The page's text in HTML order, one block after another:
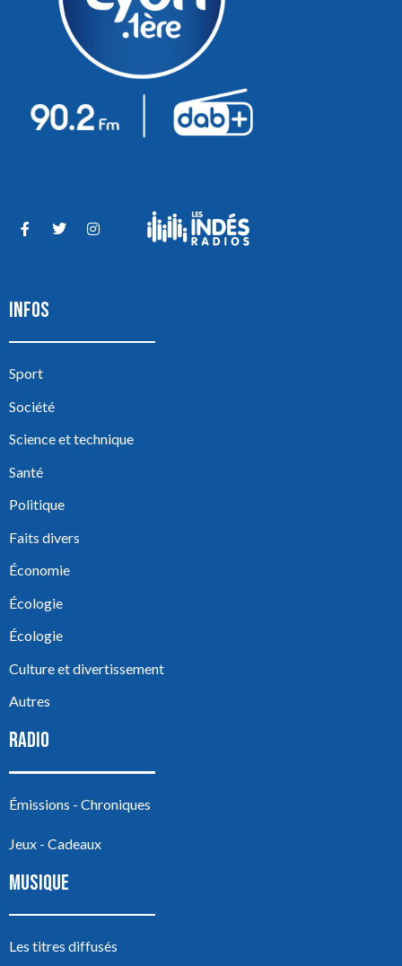
INFOS
Sport
Société
Science et technique
Santé
Politique
Faits divers
Économie
Écologie
Écologie
Culture et divertissement
Autres
RADIO
Émissions - Chroniques
Jeux - Cadeaux
MUSIQUE
Les titres diffusés